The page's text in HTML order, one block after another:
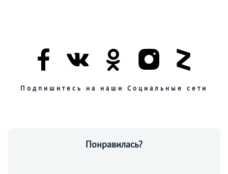
Подпишитесь на наши Социальные сети
Понравилась?